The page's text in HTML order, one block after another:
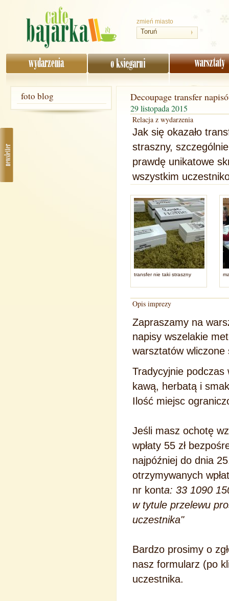
zmień miasto
Toruń
foto blog Decoupage transfer
29 listopada 2015
Relacja z wydarzenia
Jak się okazało
straszny,
prawdę unikatowe
wszystkim
transfer nie taki straszny
Opis imprezy
Zapraszamy na
napisy wszelakie
warsztatów wliczone
Tradycyjnie
kawą, herbatą i
Ilość miejsc
Jeśli masz ochotę
wpłaty 55 zł
najpóźniej do dnia
otrzymywanych
nr konta: 33 1090
w tytule przelewu
uczestnika"
Bardzo prosimy o
nasz formularz (po
uczestnika.